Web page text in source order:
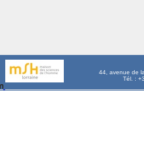
44, avenue de
Tél. :